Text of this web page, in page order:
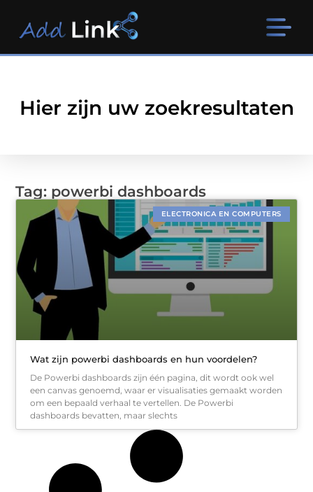
Hier zijn uw zoekresultaten
Tag: powerbi dashboards
ELECTRONICA EN COMPUTERS
Wat zijn powerbi dashboards en hun voordelen?
De Powerbi dashboards zijn één pagina, dit wordt ook wel
een canvas genoemd, waar er visualisaties gemaakt worden
om een bepaald verhaal te vertellen. De Powerbi
dashboards bevatten, maar slechts